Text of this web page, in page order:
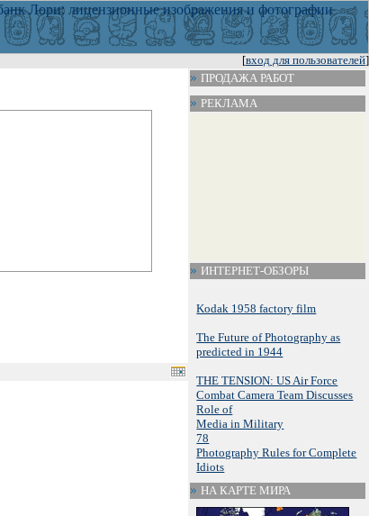
[вход для пользователей]
ПРОДАЖА РАБОТ
РЕКЛАМА
ИНТЕРНЕТ-ОБЗОРЫ
Kodak 1958 factory film
The Future of Photography as
predicted in 1944
THE TENSION: US Air Force
Combat Camera Team Discusses
Role of
Media in Military
78
Photography Rules for Complete
Idiots
НА КАРТЕ МИРА